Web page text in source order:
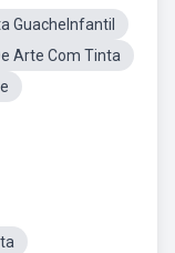
GuacheInfantil
Arte Com Tinta